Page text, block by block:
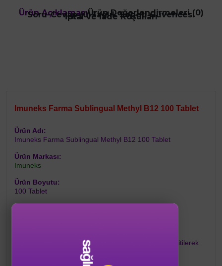
Ürün AçıklamasıÜrün Değerlendirmeleri (0)
Soru-Cevap (0)Sağlık Sepeti Güvencesi
İptal ve İade Koşulları
Imuneks Farma Sublingual Methyl B12 100 Tablet
Ürün Adı:
Imuneks Farma Sublingual Methyl B12 100 Tablet
Ürün Markası:
Imuneks
Ürün Boyutu:
100 Tablet
Yetişkinler içindir, günde bir kez, 1 tablet dilaltında eritilerek